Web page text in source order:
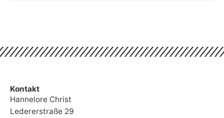
Kontakt
Hannelore Christ
Ledererstraße 29